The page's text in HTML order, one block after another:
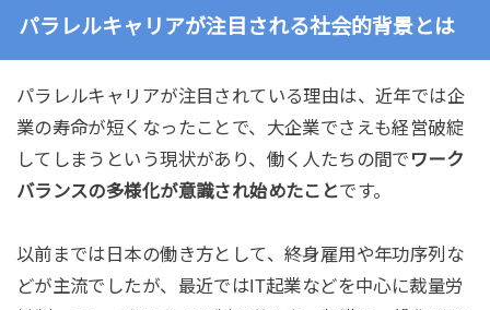
パラレルキャリアが注目される社会的背景とは
パラレルキャリアが注目されている理由は、近年では企
業の寿命が短くなったことで、大企業でさえも経営破綻
してしまうという現状があり、働く人たちの間で ワーク
バランスの多様化が意識され始めたことです。
以前までは日本の働き方として、終身雇用や年功序列な
どが主流でしたが、最近ではIT起業などを中心に裁量労